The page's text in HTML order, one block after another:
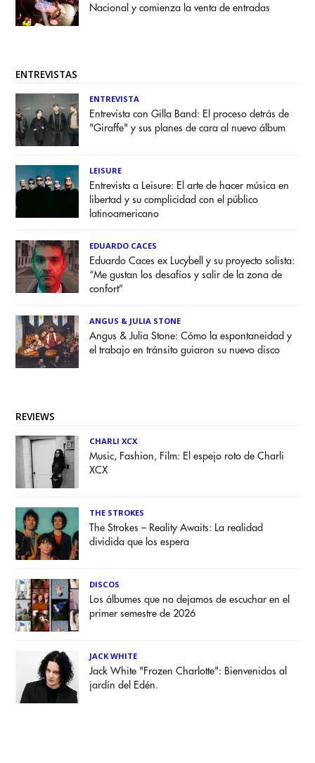
Nacional y comienza la venta de entradas
ENTREVISTAS
ENTREVISTA
Entrevista con Gilla Band: El proceso detrás de
"Giraffe" y sus planes de cara al nuevo álbum
LEISURE
Entrevista a Leisure: El arte de hacer música en
libertad y su complicidad con el público
latinoamericano
EDUARDO CACES
Eduardo Caces ex Lucybell y su proyecto solista:
“Me gustan los desafíos y salir de la zona de
confort”
ANGUS & JULIA STONE
Angus & Julia Stone: Cómo la espontaneidad y
el trabajo en tránsito guiaron su nuevo disco
REVIEWS
CHARLI XCX
Music, Fashion, Film: El espejo roto de Charli
XCX
THE STROKES
The Strokes – Reality Awaits: La realidad
dividida que los espera
DISCOS
Los álbumes que no dejamos de escuchar en el
primer semestre de 2026
JACK WHITE
Jack White "Frozen Charlotte": Bienvenidos al
jardín del Edén.